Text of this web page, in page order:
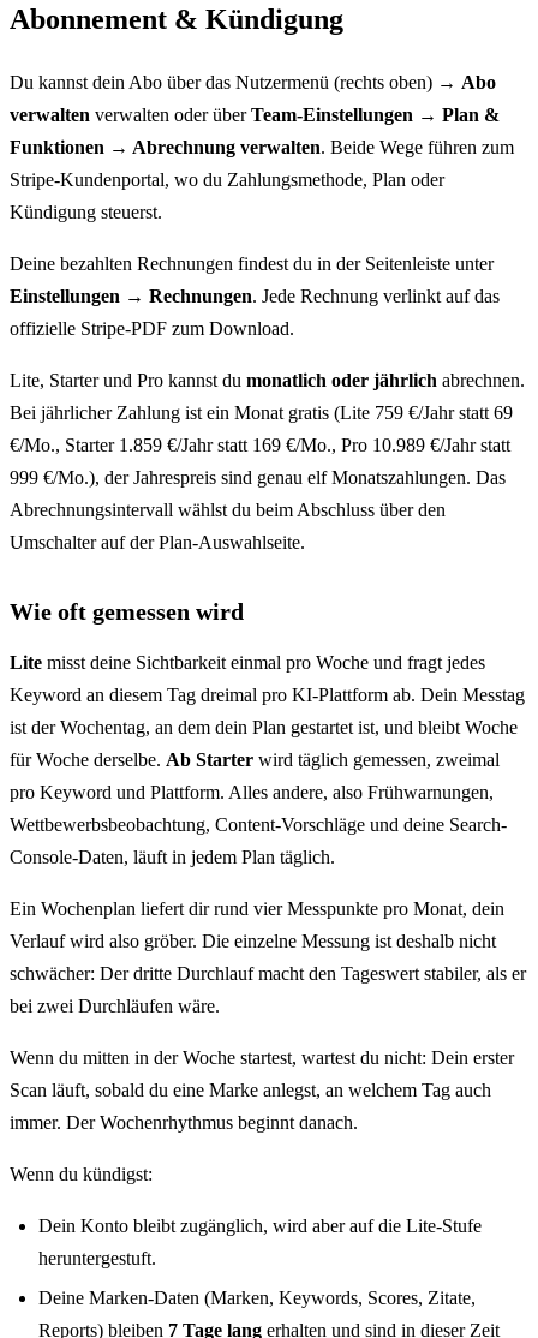
Abonnement & Kündigung
Du kannst dein Abo über das Nutzermenü (rechts oben) → Abo
verwalten verwalten oder überTeam-Einstellungen → Plan &
Funktionen → Abrechnung verwalten. Beide Wege führen zum
Stripe-Kundenportal, wo du Zahlungsmethode, Plan oder
Kündigung steuerst.
Deine bezahlten Rechnungen findest du in der Seitenleiste unter
Einstellungen → Rechnungen. Jede Rechnung verlinkt auf das
offizielle Stripe-PDF zum Download.
Lite, Starter und Pro kannst du monatlich oder jährlich abrechnen.
Bei jährlicher Zahlung ist ein Monat gratis (Lite 759 €/Jahr statt 69
€/Mo., Starter 1.859 €/Jahr statt 169 €/Mo., Pro 10.989 €/Jahr statt
999 €/Mo.), der Jahrespreis sind genau elf Monatszahlungen. Das
Abrechnungsintervall wählst du beim Abschluss über den
Umschalter auf der Plan-Auswahlseite.
Wie oft gemessen wird
Lite misst deine Sichtbarkeit einmal pro Woche und fragt jedes
Keyword an diesem Tag dreimal pro KI-Plattform ab. Dein Messtag
ist der Wochentag, an dem dein Plan gestartet ist, und bleibt Woche
für Woche derselbe. Ab Starter wird täglich gemessen, zweimal
pro Keyword und Plattform. Alles andere, also Frühwarnungen,
Wettbewerbsbeobachtung, Content-Vorschläge und deine Search-
Console-Daten, läuft in jedem Plan täglich.
Ein Wochenplan liefert dir rund vier Messpunkte pro Monat, dein
Verlauf wird also gröber. Die einzelne Messung ist deshalb nicht
schwächer: Der dritte Durchlauf macht den Tageswert stabiler, als er
bei zwei Durchläufen wäre.
Wenn du mitten in der Woche startest, wartest du nicht: Dein erster
Scan läuft, sobald du eine Marke anlegst, an welchem Tag auch
immer. Der Wochenrhythmus beginnt danach.
Wenn du kündigst:
Dein Konto bleibt zugänglich, wird aber auf die Lite-Stufe
heruntergestuft.
Deine Marken-Daten (Marken, Keywords, Scores, Zitate,
Reports) bleiben 7 Tage lang erhalten und sind in dieser Zeit